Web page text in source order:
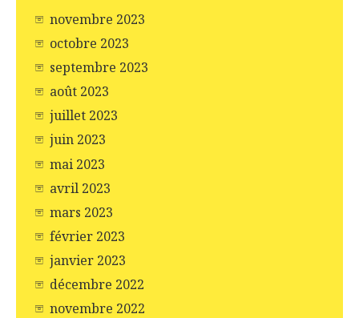
novembre 2023
octobre 2023
septembre 2023
août 2023
juillet 2023
juin 2023
mai 2023
avril 2023
mars 2023
février 2023
janvier 2023
décembre 2022
novembre 2022